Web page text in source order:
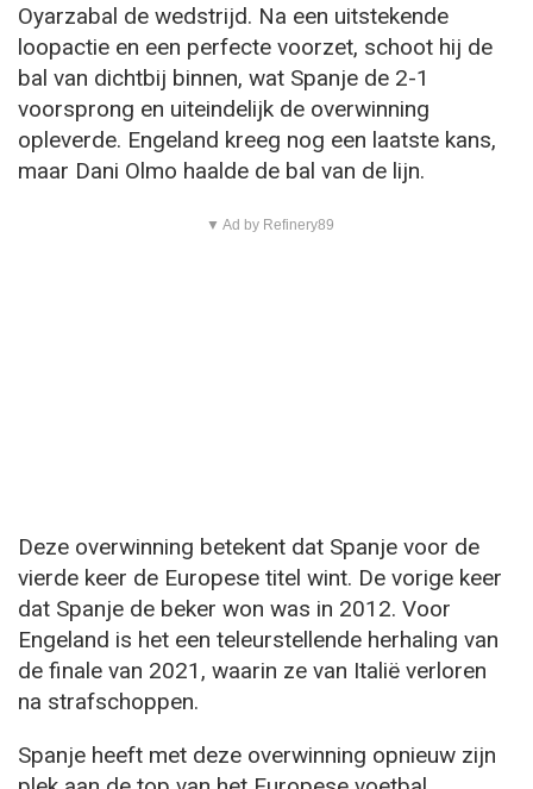
Oyarzabal de wedstrijd. Na een uitstekende
loopactie en een perfecte voorzet, schoot hij de
bal van dichtbij binnen, wat Spanje de 2-1
voorsprong en uiteindelijk de overwinning
opleverde. Engeland kreeg nog een laatste kans,
maar Dani Olmo haalde de bal van de lijn.
▼ Ad by Refinery89
Deze overwinning betekent dat Spanje voor de
vierde keer de Europese titel wint. De vorige keer
dat Spanje de beker won was in 2012. Voor
Engeland is het een teleurstellende herhaling van
de finale van 2021, waarin ze van Italië verloren
na strafschoppen.
Spanje heeft met deze overwinning opnieuw zijn